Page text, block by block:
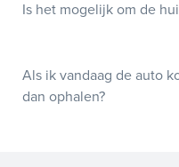
Is het mogelijk om de
Als ik vandaag de auto
dan ophalen?